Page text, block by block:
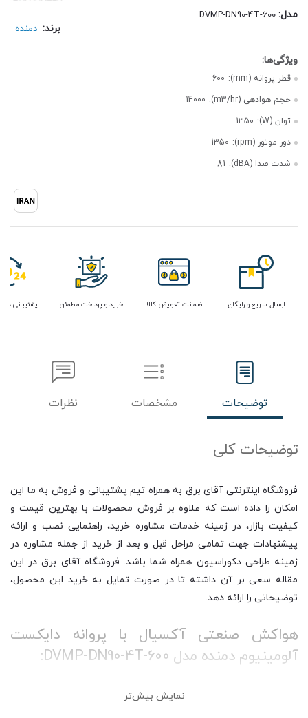
مدل:
برند: دمنده
قطر پروانه (mm):
600
حجم هوادهی (m3/hr):
14000
توان (W):
1350
دور موتور (rpm):
1350
شدت صدا (dBA):
81
ارسال سریع و رایگان ضمانت تعویض کالا خرید و پرداخت مطمئن پشتیبانی
توضیحات مشخصات نظرات
توضیحات کلی
فروشگاه اینترنتی آقای برق به همراه تیم پشتیبانی و فروش به ما این
امکان را داده است که علاوه بر فروش محصولات با بهترین قیمت و
کیفیت بازار، در زمینه خدمات مشاوره خرید، راهنمایی نصب و ارائه
پیشنهادات جهت تمامی مراحل قبل و بعد از خرید از جمله مشاوره در
زمینه طراحی دکوراسیون همراه شما باشد. فروشگاه آقای برق در این
مقاله سعی بر آن داشته تا در صورت تمایل به خرید این محصول،
توضیحاتی را ارائه دهد.
هواکش صنعتی آکسیال با پروانه دایکست
آلومینیوم دمنده مدل DVMP-DN90-4T-600:
هواکش صنعتی یا تهویه صنعتی دستگاهی است که برای جا به جایی
نمایش بیش‌تر